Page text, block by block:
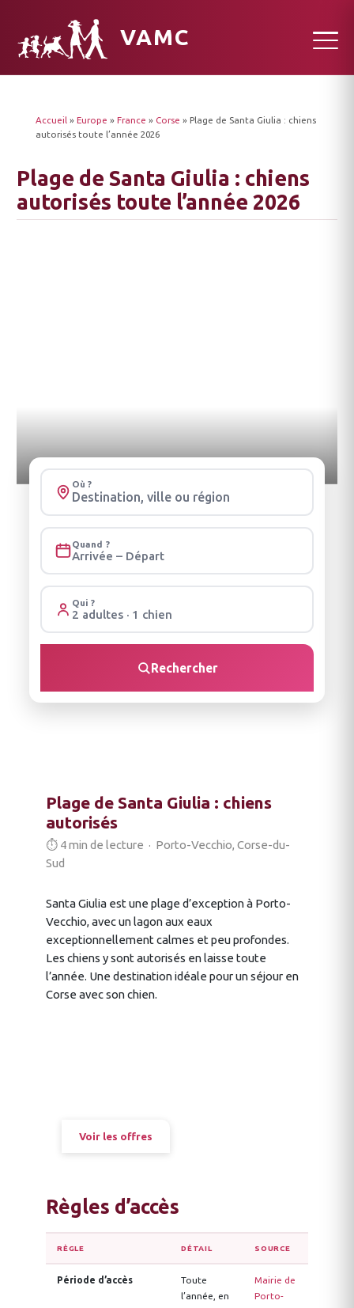
VAMC
Accueil » Europe » France » Corse » Plage de Santa Giulia : chiens
autorisés toute l’année 2026
Plage de Santa Giulia : chiens
autorisés toute l’année 2026
Où ?
Quand ?
Arrivée – Départ
Qui ?
2 adultes · 1 chien
Rechercher
Plage de Santa Giulia : chiens
autorisés
⏱ 4 min de lecture · Porto-Vecchio, Corse-du-
Sud
Santa Giulia est une plage d’exception à Porto-
Vecchio, avec un lagon aux eaux
exceptionnellement calmes et peu profondes.
Les chiens y sont autorisés en laisse toute
l’année. Une destination idéale pour un séjour en
Corse avec son chien.
Voir les offres
Règles d’accès
RÈGLE DÉTAIL SOURCE
Période d’accès
Toute
l’année, en
Mairie de
Porto-